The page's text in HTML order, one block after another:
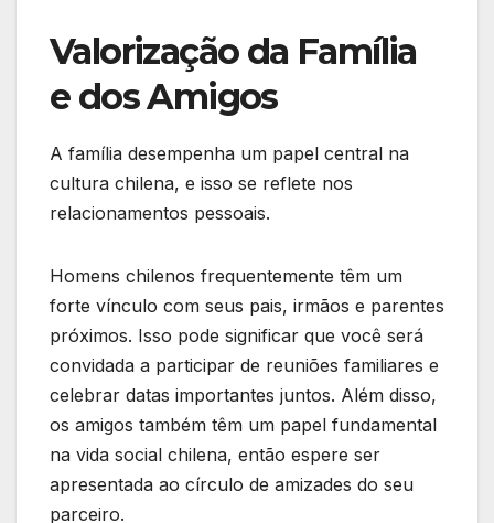
Valorização da Família
e dos Amigos
A família desempenha um papel central na
cultura chilena, e isso se reflete nos
relacionamentos pessoais.
Homens chilenos frequentemente têm um
forte vínculo com seus pais, irmãos e parentes
próximos. Isso pode significar que você será
convidada a participar de reuniões familiares e
celebrar datas importantes juntos. Além disso,
os amigos também têm um papel fundamental
na vida social chilena, então espere ser
apresentada ao círculo de amizades do seu
parceiro.